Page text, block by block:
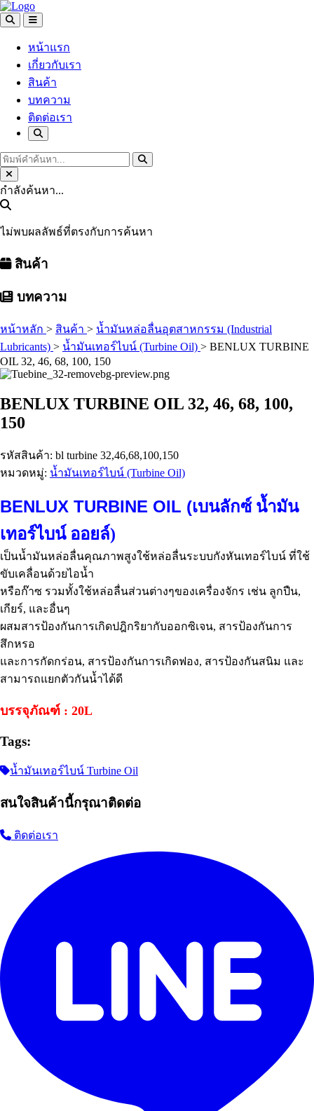
หน้าแรก
เกี่ยวกับเรา
สินค้า
บทความ
ติดต่อเรา
กำลังค้นหา...
ไม่พบผลลัพธ์ที่ตรงกับการค้นหา
สินค้า
บทความ
หน้าหลัก > สินค้า > น้ำมันหล่อลื่นอุตสาหกรรม (Industrial
Lubricants) > น้ำมันเทอร์ไบน์ (Turbine Oil) > BENLUX TURBINE
OIL 32, 46, 68, 100, 150
BENLUX TURBINE OIL 32, 46, 68, 100,
150
รหัสสินค้า: bl turbine 32,46,68,100,150
หมวดหมู่: น้ำมันเทอร์ไบน์ (Turbine Oil)
BENLUX TURBINE OIL (เบนลักซ์ น้ำมัน
เทอร์ไบน์ ออยล์)
เป็นน้ำมันหล่อลื่นคุณภาพสูงใช้หล่อลื่นระบบกังหันเทอร์ไบน์ ที่ใช้
ขับเคลื่อนด้วยไอน้ำ
หรือก๊าซ รวมทั้งใช้หล่อลื่นส่วนต่างๆของเครื่องจักร เช่น ลูกปืน,
เกียร์, และอื่นๆ
ผสมสารป้องกันการเกิดปฎิกริยากับออกซิเจน, สารป้องกันการ
สึกหรอ
และการกัดกร่อน, สารป้องกันการเกิดฟอง, สารป้องกันสนิม และ
สามารถแยกตัวกันน้ำได้ดี
บรรจุภัณฑ์ : 20L
Tags:
น้ำมันเทอร์ไบน์ Turbine Oil
สนใจสินค้านี้กรุณาติดต่อ
ติดต่อเรา